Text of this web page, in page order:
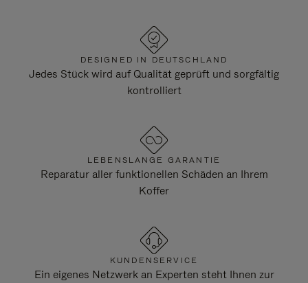
DESIGNED IN DEUTSCHLAND
Jedes Stück wird auf Qualität geprüft und sorgfältig
kontrolliert
LEBENSLANGE GARANTIE
Reparatur aller funktionellen Schäden an Ihrem
Koffer
KUNDENSERVICE
Ein eigenes Netzwerk an Experten steht Ihnen zur